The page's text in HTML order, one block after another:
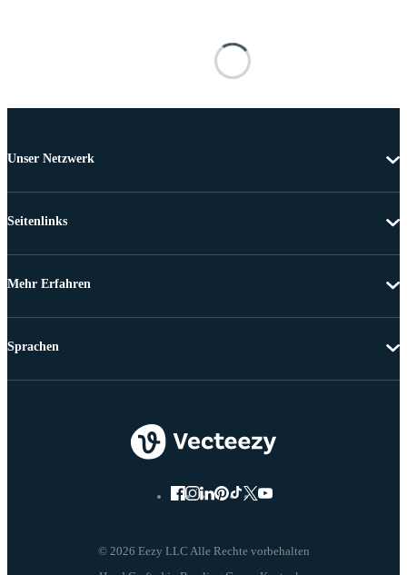
Unser Netzwerk
Seitenlinks
Mehr Erfahren
© 2026 Eezy LLC Alle Rechte vorbehalten
Sprachen